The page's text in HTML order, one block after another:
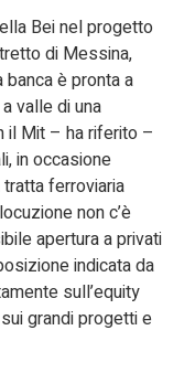
Bei nel progetto
di Messina,
è pronta a
valle di una
il Mit – ha riferito –
in occasione
ferroviaria
non c’è
apertura a privati
indicata da
sull’equity
grandi progetti e